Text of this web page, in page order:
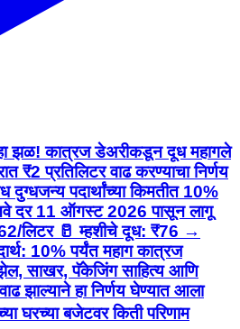
झळ! कात्रज डेअरीकडून दूध महागले
₹2 प्रतिलिटर वाढ करण्याचा निर्णय
दुग्धजन्य पदार्थांच्या किमतीत 10%
दर 11 ऑगस्ट 2026 पासून लागू
लिटर 🥛 म्हशीचे दूध: ₹76 →
10% पर्यंत महाग कात्रज
साखर, पॅकेजिंग साहित्य आणि
झाल्याने हा निर्णय घेण्यात आला
घरच्या बजेटवर किती परिणाम